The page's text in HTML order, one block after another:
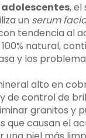
, el
un serum
tendencia al
natural,
y los
alto en
de control de
granitos y
causan el